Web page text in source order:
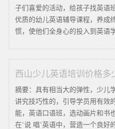
子们喜爱的活动，给孩子找英语
优质的幼儿英语辅导课程，养成
惯，使他们全身心的投入到英语
西山少儿英语培训价格多
摘要：具有相当大的弹性，少儿
讲究技巧性的，引导学员用有效
能，英语口语班，选动画片和书
在‘说 唱’英语中，营造一个良好